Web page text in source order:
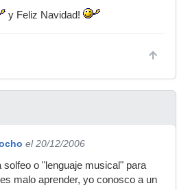
y Feliz Navidad!
el 20/12/2006
solfeo o "lenguaje musical" para
malo aprender, yo conosco a un